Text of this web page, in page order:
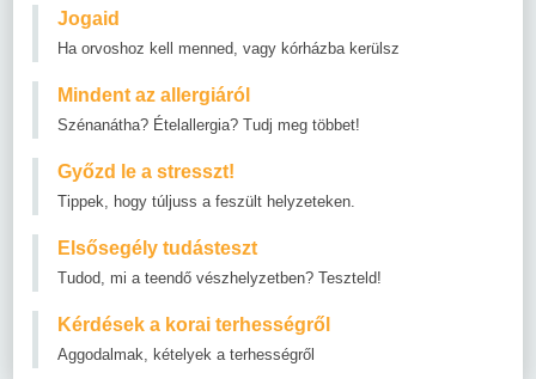
Jogaid
Ha orvoshoz kell menned, vagy kórházba kerülsz
Mindent az allergiáról
Szénanátha? Ételallergia? Tudj meg többet!
Győzd le a stresszt!
Tippek, hogy túljuss a feszült helyzeteken.
Elsősegély tudásteszt
Tudod, mi a teendő vészhelyzetben? Teszteld!
Kérdések a korai terhességről
Aggodalmak, kételyek a terhességről